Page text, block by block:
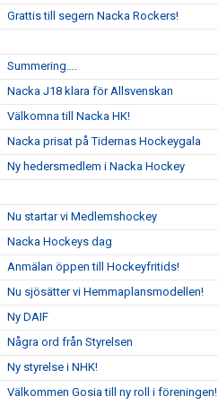
Grattis till segern Nacka Rockers!
Summering….
Nacka J18 klara för Allsvenskan
Välkomna till Nacka HK!
Nacka prisat på Tidernas Hockeygala
Ny hedersmedlem i Nacka Hockey
Nu startar vi Medlemshockey
Nacka Hockeys dag
Anmälan öppen till Hockeyfritids!
Nu sjösätter vi Hemmaplansmodellen!
Ny DAIF
Några ord från Styrelsen
Ny styrelse i NHK!
Välkommen Gosia till ny roll i föreningen!